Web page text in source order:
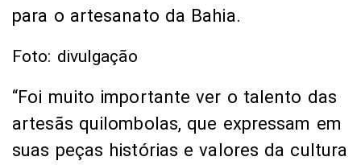
para o artesanato da Bahia.
Foto: divulgação
“Foi muito importante ver o talento das
artesãs quilombolas, que expressam em
suas peças histórias e valores da cultura